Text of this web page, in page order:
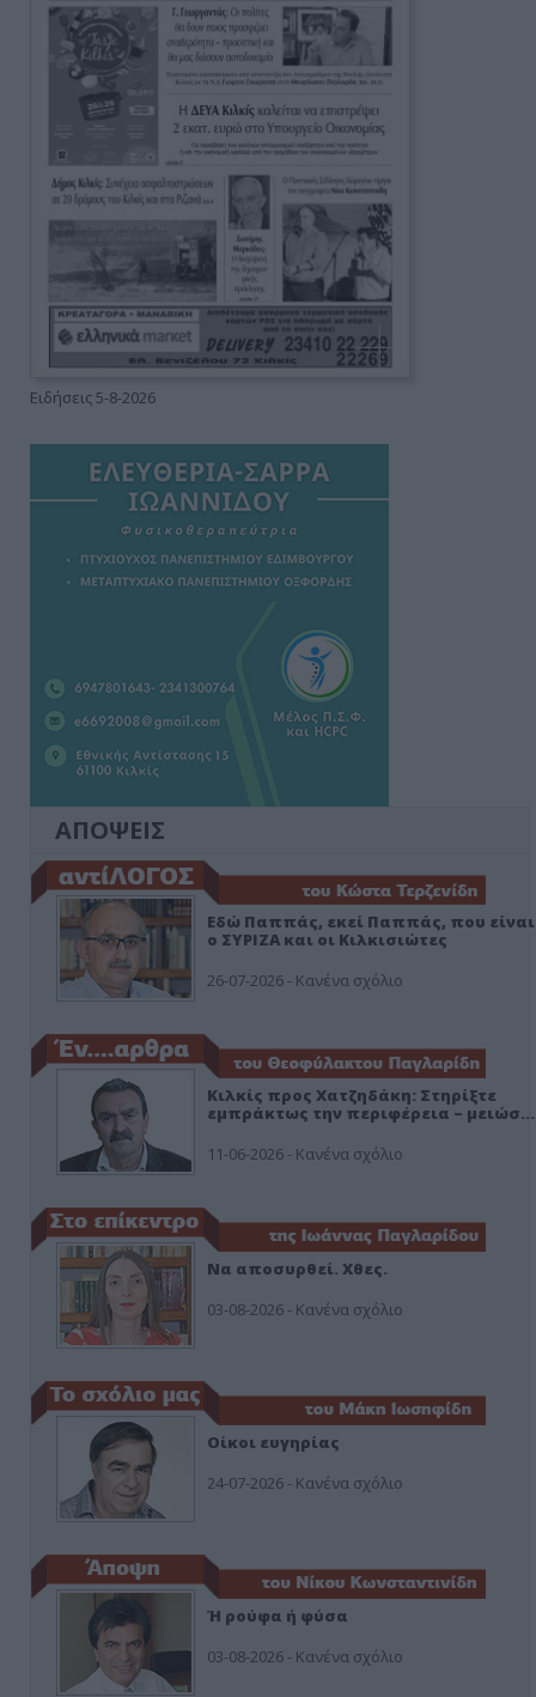
Ειδήσεις 5-8-2026
ΑΠΟΨΕΙΣ
Εδώ Παππάς, εκεί Παππάς, που είναι
ο ΣΥΡΙΖΑ και οι Κιλκισιώτες
26-07-2026 - Κανένα σχόλιο
Κιλκίς προς Χατζηδάκη: Στηρίξτε
εμπράκτως την περιφέρεια – μειώσ…
11-06-2026 - Κανένα σχόλιο
Να αποσυρθεί. Χθες.
03-08-2026 - Κανένα σχόλιο
Οίκοι ευγηρίας
24-07-2026 - Κανένα σχόλιο
Ή ρούφα ή φύσα
03-08-2026 - Κανένα σχόλιο